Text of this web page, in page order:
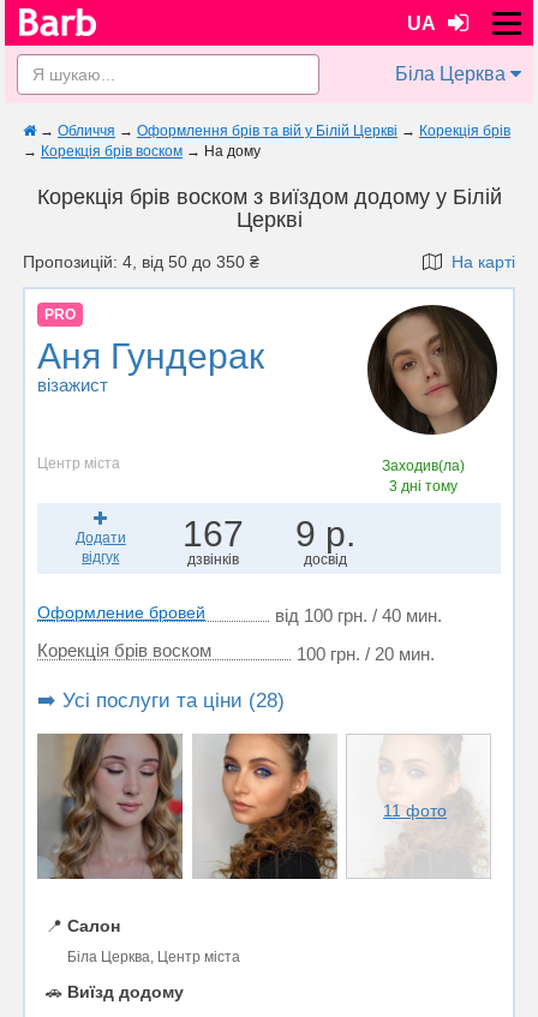
UA
Біла Церква
→ Обличчя → Оформлення брів та вій у Білій Церкві → Корекція брів
→ Корекція брів воском → На дому
Корекція брів воском з виїздом додому у Білій
Церкві
Пропозицій: 4, від 50 до 350 ₴ На карті
PRO
Аня Гундерак
візажист
Центр міста
Заходив(ла)
3 дні тому
Додати
відгук
167
дзвінків
9 р.
досвід
Оформление бровей
від 100 грн. / 40 мин.
Корекція брів воском
100 грн. / 20 мин.
➡️ Усі послуги та ціни (28)
11 фото
📍 Салон
Біла Церква, Центр міста
🚗 Виїзд додому